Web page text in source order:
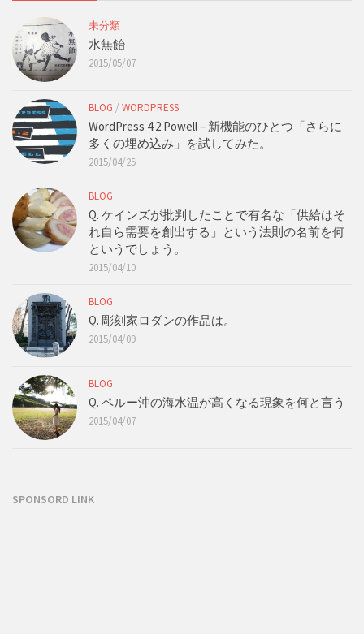
未分類
水無飴
2015/05/07
BLOG / WORDPRESS
WordPress 4.2 Powell – 新機能のひとつ「さらに
多くの埋め込み」を試してみた。
2015/04/25
BLOG
Q. ケインズが批判したことで有名な「供給はそ
れ自ら需要を創出する」という法則の名前を何
というでしょう。
2015/04/10
BLOG
Q. 彫刻家ロダンの作品は。
2015/04/09
BLOG
Q. ペルー沖の海水温が高くなる現象を何と言う
2015/04/07
SPONSORD LINK